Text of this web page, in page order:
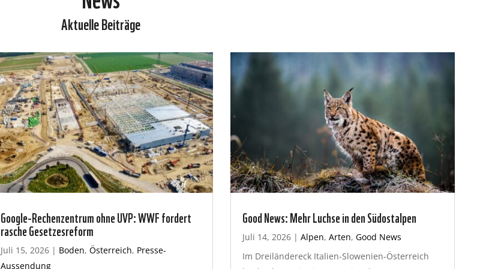
Aktuelle Beiträge
Google-Rechenzentrum ohne UVP: WWF fordert
rasche Gesetzesreform
Juli 15, 2026| Boden, Österreich, Presse-
Aussendung
Good News: Mehr Luchse in den Südostalpen
Juli 14, 2026| Alpen, Arten, Good News
Im Dreiländereck Italien-Slowenien-Österreich